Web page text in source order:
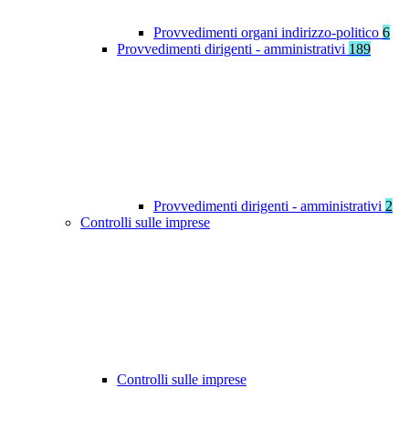
Provvedimenti organi indirizzo-politico 6
Provvedimenti dirigenti - amministrativi 189
Provvedimenti dirigenti - amministrativi 2
Controlli sulle imprese
Controlli sulle imprese